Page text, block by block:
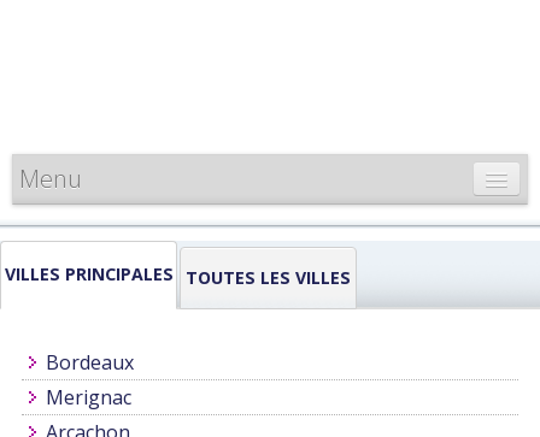
Menu
CARTE DE FRANCE
INFORMATIONS
VILLES PRINCIPALES TOUTES LES VILLES
Bordeaux
Merignac